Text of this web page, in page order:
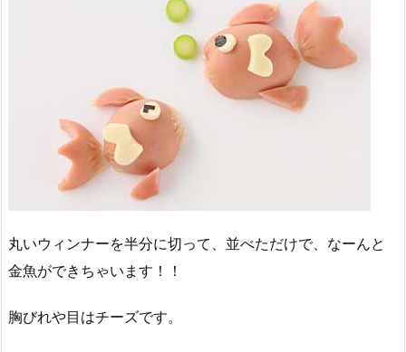
丸いウィンナーを半分に切って、並べただけで、なーんと
金魚ができちゃいます！！
胸びれや目はチーズです。